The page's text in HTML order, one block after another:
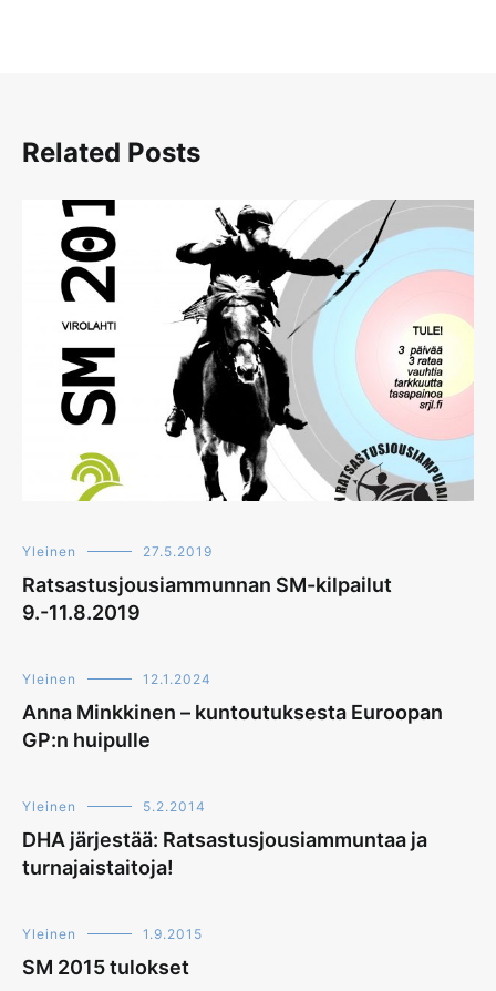
Related Posts
Yleinen 27.5.2019
Ratsastusjousiammunnan SM-kilpailut
9.-11.8.2019
Yleinen 12.1.2024
Anna Minkkinen – kuntoutuksesta Euroopan
GP:n huipulle
Yleinen 5.2.2014
DHA järjestää: Ratsastusjousiammuntaa ja
turnajaistaitoja!
Yleinen 1.9.2015
SM 2015 tulokset